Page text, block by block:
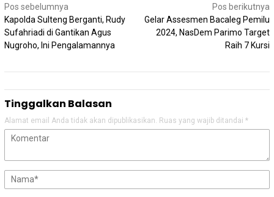
Navigasi
pos
Pos sebelumnya
Kapolda Sulteng Berganti, Rudy
Sufahriadi di Gantikan Agus
Nugroho, Ini Pengalamannya
Pos berikutnya
Gelar Assesmen Bacaleg Pemilu
2024, NasDem Parimo Target
Raih 7 Kursi
Tinggalkan Balasan
Alamat email Anda tidak akan dipublikasikan. Ruas yang wajib ditandai *